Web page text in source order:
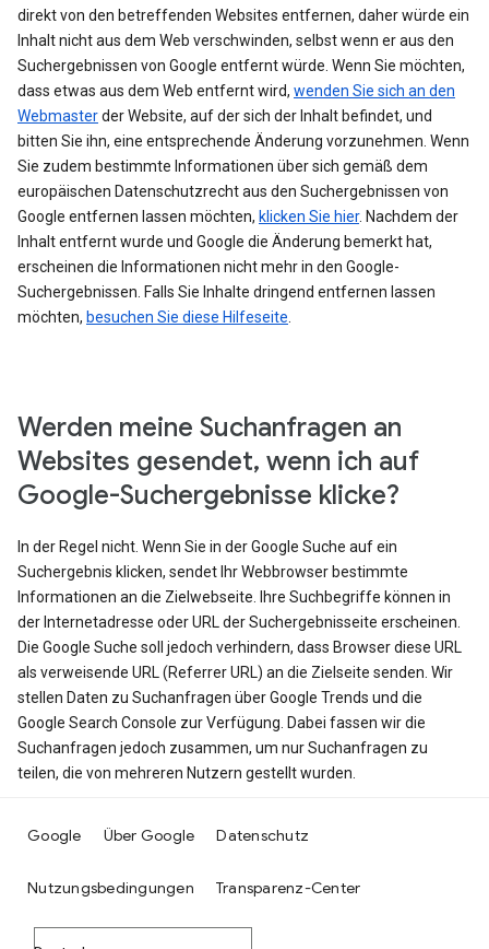
direkt von den betreffenden Websites entfernen, daher würde ein
Inhalt nicht aus dem Web verschwinden, selbst wenn er aus den
Suchergebnissen von Google entfernt würde. Wenn Sie möchten,
dass etwas aus dem Web entfernt wird, wenden Sie sich an den
Webmasterder Website, auf der sich der Inhalt befindet, und
bitten Sie ihn, eine entsprechende Änderung vorzunehmen. Wenn
Sie zudem bestimmte Informationen über sich gemäß dem
europäischen Datenschutzrecht aus den Suchergebnissen von
Google entfernen lassen möchten, klicken Sie hier. Nachdem der
Inhalt entfernt wurde und Google die Änderung bemerkt hat,
erscheinen die Informationen nicht mehr in den Google-
Suchergebnissen. Falls Sie Inhalte dringend entfernen lassen
möchten, besuchen Sie diese Hilfeseite
Werden meine Suchanfragen an
Websites gesendet, wenn ich auf
Google-Suchergebnisse klicke?
In der Regel nicht. Wenn Sie in der Google Suche auf ein
Suchergebnis klicken, sendet Ihr Webbrowser bestimmte
Informationen an die Zielwebseite. Ihre Suchbegriffe können in
der Internetadresse oder URL der Suchergebnisseite erscheinen.
Die Google Suche soll jedoch verhindern, dass Browser diese URL
als verweisende URL (Referrer URL) an die Zielseite senden. Wir
stellen Daten zu Suchanfragen über Google Trends und die
Google Search Console zur Verfügung. Dabei fassen wir die
Suchanfragen jedoch zusammen, um nur Suchanfragen zu
teilen, die von mehreren Nutzern gestellt wurden.
Google Über Google Datenschutz
Nutzungsbedingungen Transparenz-Center